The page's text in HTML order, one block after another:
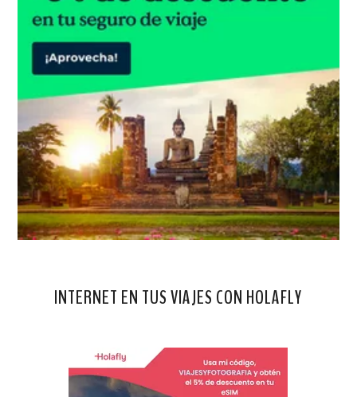
INTERNET EN TUS VIAJES CON HOLAFLY